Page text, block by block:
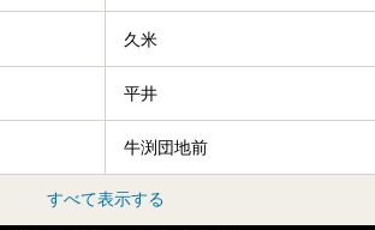
久米
平井
牛渕団地前
すべて表示する